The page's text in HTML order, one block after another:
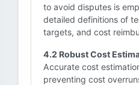
to avoid disputes is
detailed definitions of
targets, and cost
4.2 Robust Cost
Accurate cost
preventing cost